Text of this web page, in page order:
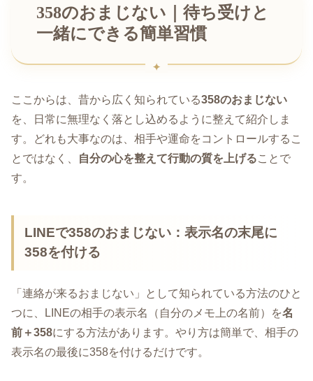
358のおまじない｜待ち受けと
一緒にできる簡単習慣
ここからは、昔から広く知られている358のおまじない
を、日常に無理なく落とし込めるように整えて紹介しま
す。どれも大事なのは、相手や運命をコントロールするこ
とではなく、
自分の心を整えて行動の質を上げることで
す。
LINEで358のおまじない：表示名の末尾に
358を付ける
「連絡が来るおまじない」として知られている方法のひと
つに、LINEの相手の表示名（自分のメモ上の名前）を名
前＋358にする方法があります。やり方は簡単で、相手の
表示名の最後に358を付けるだけです。